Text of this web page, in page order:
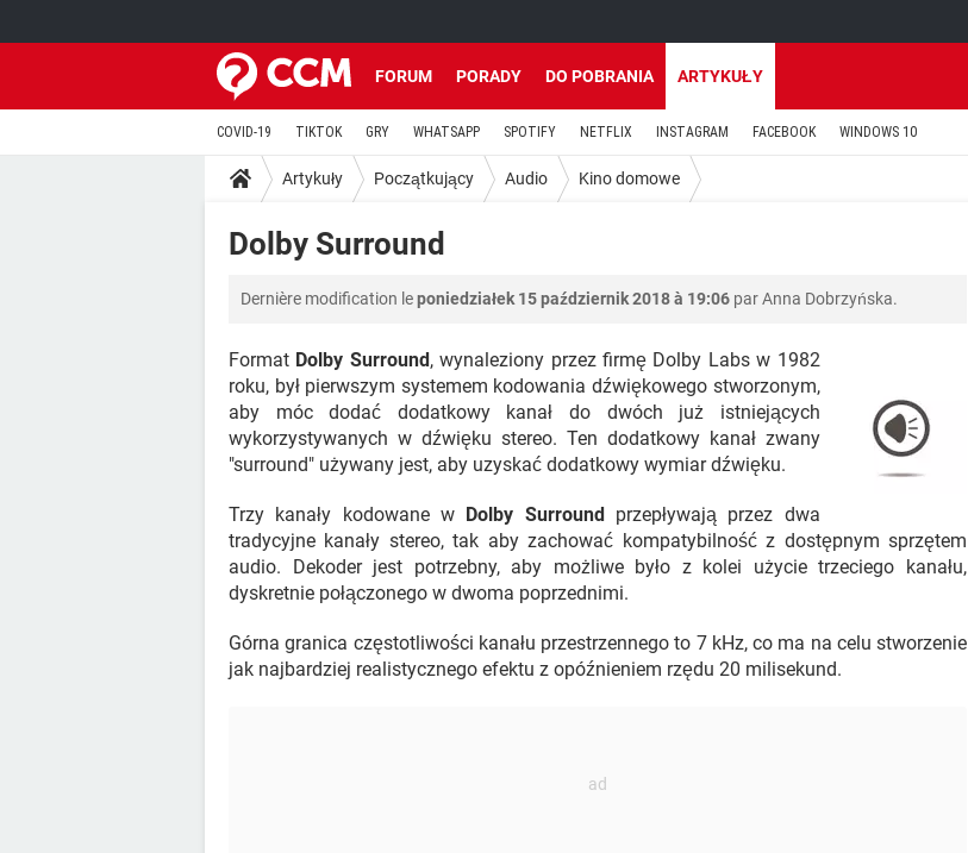
FORUM PORADY DO POBRANIA ARTYKUŁY
COVID-19 TIKTOK GRY WHATSAPP SPOTIFY NETFLIX INSTAGRAM FACEBOOK WINDOWS 10
Artykuły Początkujący Audio Kino domowe
Dolby Surround
Dernière modification leponiedziałek 15 październik 2018 à 19:06 par Anna Dobrzyńska.
Format Dolby Surround, wynaleziony przez firmę Dolby Labs w 1982
roku, był pierwszym systemem kodowania dźwiękowego stworzonym,
aby móc dodać dodatkowy kanał do dwóch już istniejących
wykorzystywanych w dźwięku stereo. Ten dodatkowy kanał zwany
"surround" używany jest, aby uzyskać dodatkowy wymiar dźwięku.
Trzy kanały kodowane w Dolby Surroundprzepływają przez dwa
tradycyjne kanały stereo, tak aby zachować kompatybilność z dostępnym sprzętem
audio. Dekoder jest potrzebny, aby możliwe było z kolei użycie trzeciego kanału,
dyskretnie połączonego w dwoma poprzednimi.
Górna granica częstotliwości kanału przestrzennego to 7 kHz, co ma na celu stworzenie
jak najbardziej realistycznego efektu z opóźnieniem rzędu 20 milisekund.